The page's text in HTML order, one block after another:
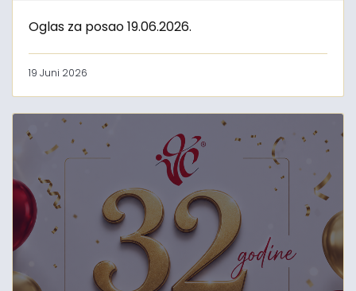
Oglas za posao 19.06.2026.
19 Juni 2026